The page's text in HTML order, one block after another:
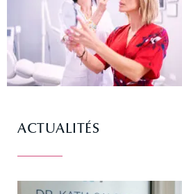
ACTUALITÉS